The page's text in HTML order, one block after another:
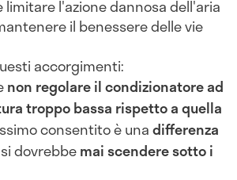
limitare l'azione dannosa dell'aria
il benessere delle vie
accorgimenti:
non regolare il condizionatore ad
troppo bassa rispetto a quella
consentito è unadifferenza
dovrebbemai scendere sotto i